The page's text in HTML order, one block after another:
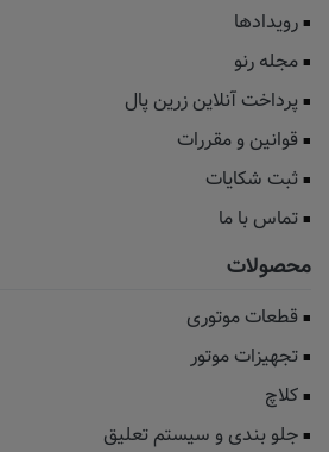
رویدادها
مجله رنو
پرداخت آنلاین زرین پال
قوانین و مقررات
ثبت شکایات
تماس با ما
محصولات
قطعات موتوری
تجهیزات موتور
کلاچ
جلو بندی و سیستم تعلیق